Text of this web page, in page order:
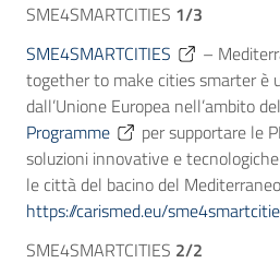
SME4SMARTCITIES 1/3
SME4SMARTCITIES
–
together to make cities smarter è
dall’Unione Europea nell’ambito
Programme
per supportare le
soluzioni innovative e
le città del bacino del
https://carismed.eu/
SME4SMARTCITIES 2/2